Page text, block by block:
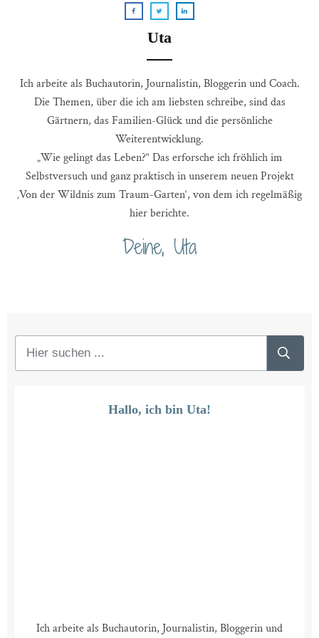
Uta
Ich arbeite als Buchautorin, Journalistin, Bloggerin und Coach.
Die Themen, über die ich am liebsten schreibe, sind das
Gärtnern, das Familien-Glück und die persönliche
Weiterentwicklung.
„Wie gelingt das Leben?“ Das erforsche ich fröhlich im
Selbstversuch und ganz praktisch in unserem neuen Projekt
‚Von der Wildnis zum Traum-Garten‘, von dem ich regelmäßig
hier berichte.
Deine, Uta
Hallo, ich bin Uta!
Ich arbeite als Buchautorin, Journalistin, Bloggerin und